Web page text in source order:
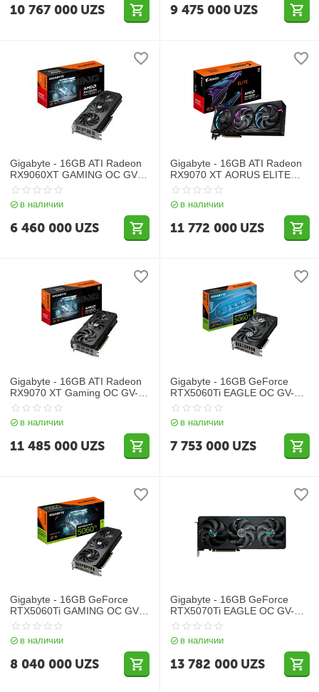
10 767 000 UZS 9 475 000 UZS
Gigabyte - 16GB ATI Radeon
RX9060XT GAMING OC GV-
R9060XTGAMING OC-16GD
в наличии
6 460 000 UZS
Gigabyte - 16GB ATI Radeon
RX9070 XT AORUS ELITE
GV-R9070XTAORUS E-16GD
в наличии
11 772 000 UZS
Gigabyte - 16GB ATI Radeon
RX9070 XT Gaming OC GV-
R9070XTGAMING OC-16GD
в наличии
11 485 000 UZS
Gigabyte - 16GB GeForce
RTX5060Ti EAGLE OC GV-
N506TEAGLE OC-16GD
в наличии
7 753 000 UZS
Gigabyte - 16GB GeForce
RTX5060Ti GAMING OC GV-
N506TGAMING OC-16GD
в наличии
8 040 000 UZS
Gigabyte - 16GB GeForce
RTX5070Ti EAGLE OC GV-
N507TEAGLE OC-16GD
в наличии
13 782 000 UZS